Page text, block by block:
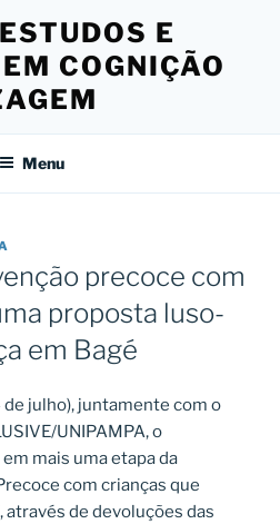
E
COGNIÇÃO
Menu
precoce com
proposta luso-
em Bagé
julho), juntamente com o
UNIPAMPA, o
mais uma etapa da
com crianças que
através de devoluções das